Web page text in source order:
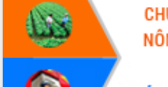
Gặp mặt các cơ quan báo chí nhân Kỷ
niệm 101 năm Ngày Báo chí Cách
mạng Việt Nam
Đắk Lắk sơ kết 4 năm triển khai thực
hiện Đề án 06 của Chính phủ